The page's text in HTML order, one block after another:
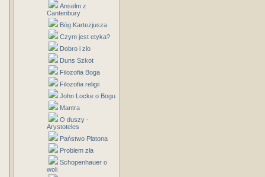
Anselm z
Cantenbury
Bóg Kartezjusza
Czym jest etyka?
Dobro i zlo
Duns Szkot
Filozofia Boga
Filozofia religii
John Locke o Bogu
Mantra
O duszy -
Arystoteles
Państwo Platona
Problem zła
Schopenhauer o
woli